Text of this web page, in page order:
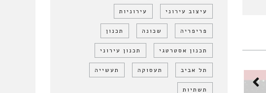
עיצוב עירוני עירוניות
פריפריה שכונה תכנון
תכנון אסטרטגי תכנון עירוני
תל אביב תעסוקה תעשייה
תשתיות